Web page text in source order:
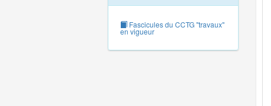
Fascicules du CCTG "travaux"
en vigueur